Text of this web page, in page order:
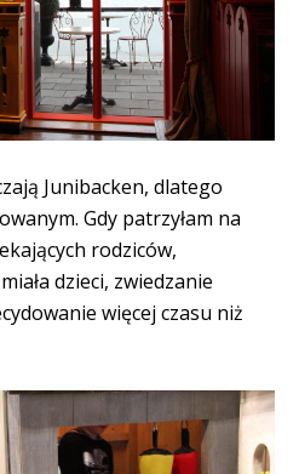
Junibacken, dlatego
Gdy patrzyłam na
rodziców,
dzieci, zwiedzanie
więcej czasu niż